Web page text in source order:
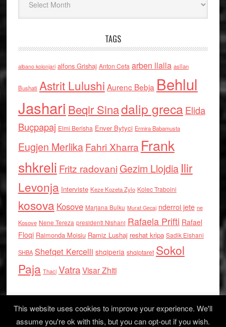
TAGS
albano kolonjari alfons Grishaj Anton Cefa arben llalla asllan
Bushati Astrit Lulushi Aurenc Bebja Behlul
Jashari Beqir Sinadalip grecaElida
Buçpapaj Elmi Berisha Enver Bytyci Ermira Babamusta
Eugjen MerlikaFahri Xharra Frank
shkreli Fritz radovaniGezim Llojdia Ilir
Levonja Interviste Keze Kozeta Zylo Kolec Traboini
kosova Kosove Marjana Bulku Murat Gecaj nderroi jete ne
Kosove Nene Tereza presidenti Nishani Rafaela Prifti Rafael
Floqi Raimonda Moisiu Ramiz Lushaj reshat kripa Sadik Elshani
SHBA Shefqet Kercelli shqiperia shqiptaret Sokol
Paja Thaci VatraVisar Zhiti
This website uses cookies to improve your experience. We'll
assume you're ok with this, but you can opt-out if you wish.